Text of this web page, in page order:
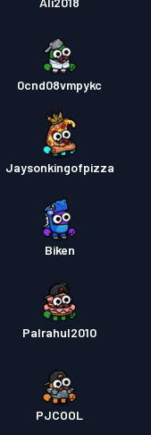
0cnd08vmpykc
Jaysonkingofpizza
Biken
Palrahul2010
PJCOOL